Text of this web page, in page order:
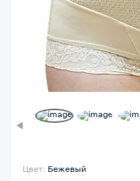
Цвет: Бежевый